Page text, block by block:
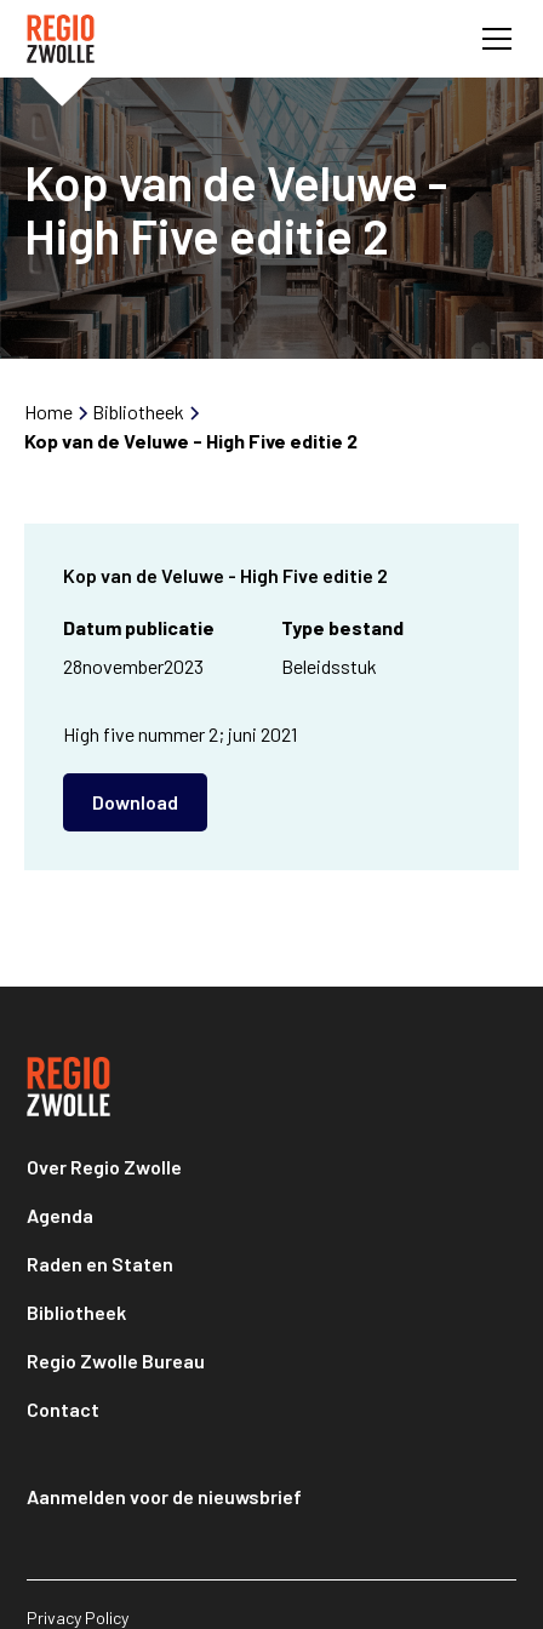
Kop van de Veluwe -
High Five editie 2
Home
Bibliotheek
Kop van de Veluwe - High Five editie 2
Kop van de Veluwe - High Five editie 2
Datum publicatie
28november2023
Type bestand
Beleidsstuk
High five nummer 2; juni 2021
Download
Over Regio Zwolle
Agenda
Raden en Staten
Bibliotheek
Regio Zwolle Bureau
Contact
Aanmelden voor de nieuwsbrief
Privacy Policy